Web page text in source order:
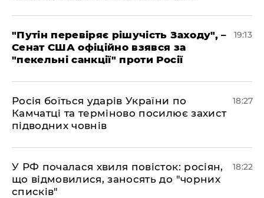
​"Путін перевіряє рішучість Заходу", –
Сенат США офіційно взявся за
"пекельні санкції" проти Росії
19:13
​Росія боїться ударів України по
Камчатці та терміново посилює захист
підводних човнів
18:27
​У РФ почалася хвиля повісток: росіян,
що відмовилися, заносять до "чорних
списків"
18:22